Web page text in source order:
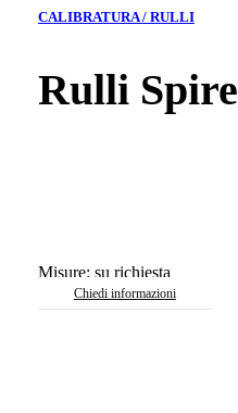
CALIBRATURA / RULLI
Rulli Spire
Misure: su richiesta
Chiedi informazioni